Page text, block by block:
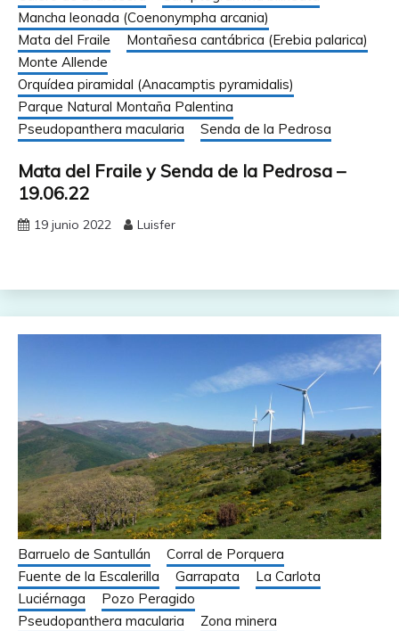
Mancha leonada (Coenonympha arcania)
Mata del Fraile
Montañesa cantábrica (Erebia palarica)
Monte Allende
Orquídea piramidal (Anacamptis pyramidalis)
Parque Natural Montaña Palentina
Pseudopanthera macularia
Senda de la Pedrosa
Mata del Fraile y Senda de la Pedrosa –
19.06.22
19 junio 2022 Luisfer
Barruelo de Santullán
Corral de Porquera
Fuente de la Escalerilla
Garrapata
La Carlota
Luciérnaga
Pozo Peragido
Pseudopanthera macularia
Zona minera